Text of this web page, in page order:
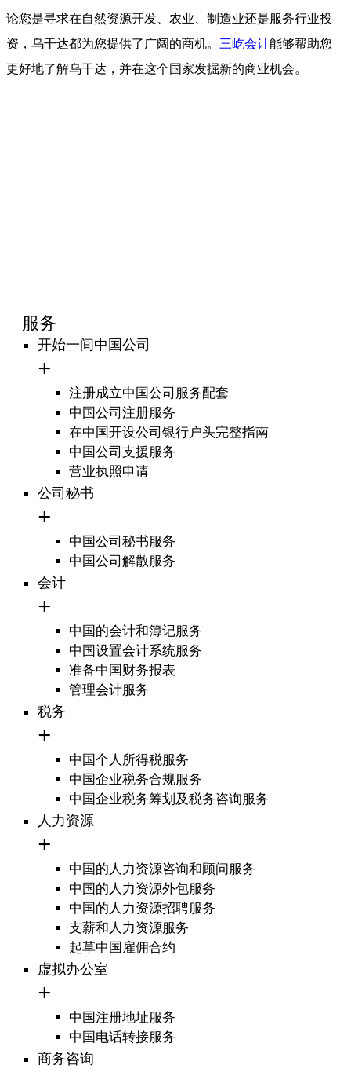
论您是寻求在自然资源开发、农业、制造业还是服务行业投
资，乌干达都为您提供了广阔的商机。 三屹会计能够帮助您
更好地了解乌干达，并在这个国家发掘新的商业机会。
服务
开始一间中国公司
注册成立中国公司服务配套
中国公司注册服务
在中国开设公司银行户头完整指南
中国公司支援服务
营业执照申请
公司秘书
中国公司秘书服务
中国公司解散服务
会计
中国的会计和簿记服务
中国设置会计系统服务
准备中国财务报表
管理会计服务
税务
中国个人所得税服务
中国企业税务合规服务
中国企业税务筹划及税务咨询服务
人力资源
中国的人力资源咨询和顾问服务
中国的人力资源外包服务
中国的人力资源招聘服务
支薪和人力资源服务
起草中国雇佣合约
虚拟办公室
中国注册地址服务
中国电话转接服务
商务咨询